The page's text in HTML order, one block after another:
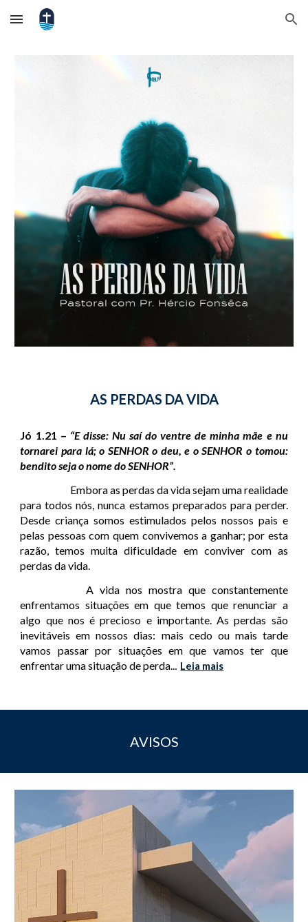
Skip to main content Skip to navigation
AS PERDAS DA VIDA
Jó 1.21 – “E disse: Nu saí do ventre de minha mãe e nu
tornarei para lá; o SENHOR o deu, e o SENHOR o tomou:
bendito seja o nome do SENHOR”.
Embora as perdas da vida sejam uma realidade
para todos nós, nunca estamos preparados para perder.
Desde criança somos estimulados pelos nossos pais e
pelas pessoas com quem convivemos a ganhar; por esta
razão, temos muita dificuldade em conviver com as
perdas da vida.
A vida nos mostra que constantemente
enfrentamos situações em que temos que renunciar a
algo que nos é precioso e importante. As perdas são
inevitáveis em nossos dias: mais cedo ou mais tarde
vamos passar por situações em que vamos ter que
enfrentar uma situação de perda... Leia mais
AVISOS